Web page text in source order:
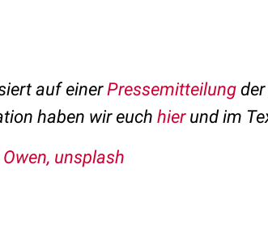
auf einerPressemitteilung
haben wir euch hierund im
, unsplash